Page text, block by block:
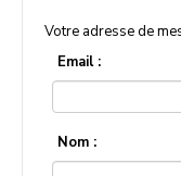
Votre adresse de
Email :
Nom :